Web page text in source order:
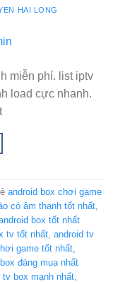
HAI LONG
miễn phí. list iptv
load cực nhanh.
android box chơi game
có âm thanh tốt nhất
box tốt nhất
tv tốt nhất android tv
game tốt nhất
đáng mua nhất
tv box mạnh nhất